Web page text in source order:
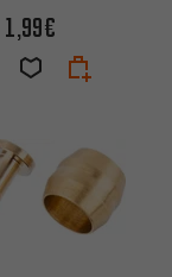
1,99€